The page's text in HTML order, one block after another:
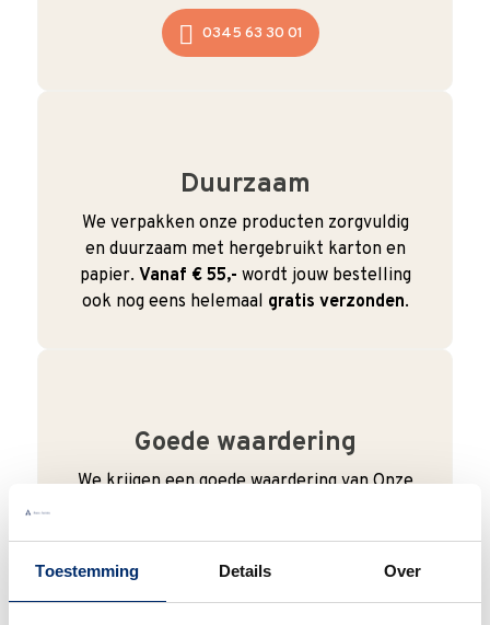
Toestemming Details Over
0345 63 30 01
Duurzaam
We verpakken onze producten zorgvuldig
en duurzaam met hergebruikt karton en
papier. Vanaf € 55,- wordt jouw bestelling
ook nog eens helemaal gratis verzonden.
Goede waardering
We krijgen een goede waardering van Onze